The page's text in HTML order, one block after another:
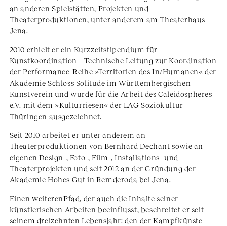
an anderen Spielstätten, Projekten und
Theaterproduktionen, unter anderem am Theaterhaus
Jena.
2010 erhielt er ein Kurzzeitstipendium für
Kunstkoordination – Technische Leitung zur Koordination
der Performance-Reihe »Territorien des In/Humanen« der
Akademie Schloss Solitude im Württembergischen
Kunstverein und wurde für die Arbeit des Caleidospheres
e.V. mit dem »Kulturriesen« der LAG Soziokultur
Thüringen ausgezeichnet.
Seit 2010 arbeitet er unter anderem an
Theaterproduktionen von Bernhard Dechant sowie an
eigenen Design-, Foto-, Film-, Installations- und
Theaterprojekten und seit 2012 an der Gründung der
Akademie Hohes Gut in Remderoda bei Jena.
Einen weiterenPfad, der auch die Inhalte seiner
künstlerischen Arbeiten beeinflusst, beschreitet er seit
seinem dreizehnten Lebensjahr: den der Kampfkünste